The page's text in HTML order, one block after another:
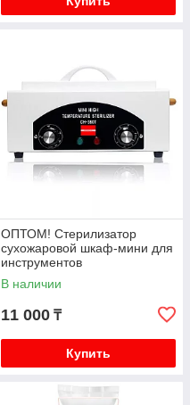
ОПТОМ! Стерилизатор
сухожаровой шкаф-мини для
инструментов
В наличии
11 000 ₸
Купить